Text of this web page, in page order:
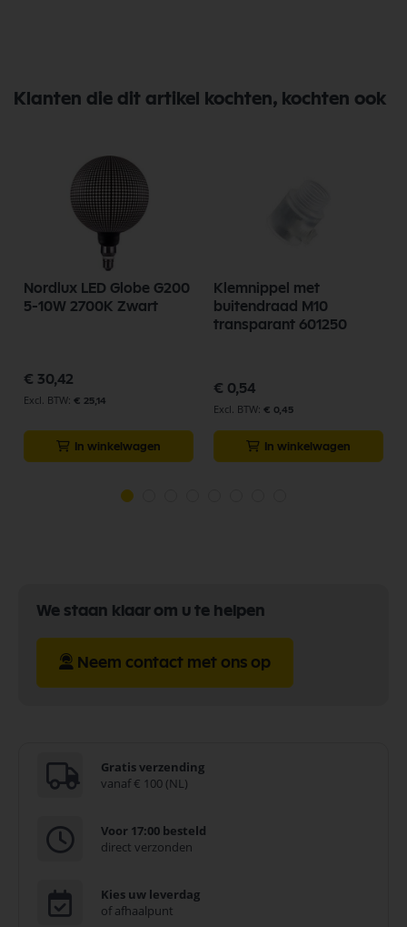
Klanten die dit artikel kochten, kochten ook
Nordlux LED Globe G200
5-10W 2700K Zwart
€ 30,42
€ 25,14
In winkelwagen
Klemnippel met
buitendraad M10
transparant 601250
€ 0,54
€ 0,45
In winkelwagen
We staan klaar om u te helpen
Neem contact met ons op
Gratis verzending
vanaf € 100 (NL)
Voor 17:00 besteld
direct verzonden
Kies uw leverdag
of afhaalpunt